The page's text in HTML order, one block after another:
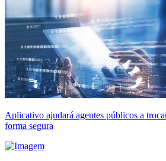
Aplicativo ajudará agentes públicos a
forma segura